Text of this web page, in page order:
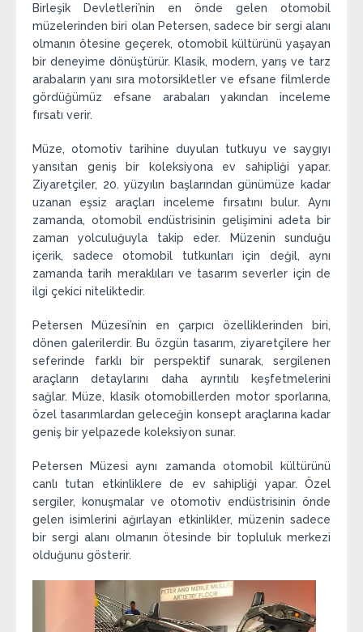
Birleşik Devletleri’nin en önde gelen otomobil
müzelerinden biri olan Petersen, sadece bir sergi alanı
olmanın ötesine geçerek, otomobil kültürünü yaşayan
bir deneyime dönüştürür. Klasik, modern, yarış ve tarz
arabaların yanı sıra motorsikletler ve efsane filmlerde
gördüğümüz efsane arabaları yakından inceleme
fırsatı verir.
Müze, otomotiv tarihine duyulan tutkuyu ve saygıyı
yansıtan geniş bir koleksiyona ev sahipliği yapar.
Ziyaretçiler, 20. yüzyılın başlarından günümüze kadar
uzanan eşsiz araçları inceleme fırsatını bulur. Aynı
zamanda, otomobil endüstrisinin gelişimini adeta bir
zaman yolculuğuyla takip eder. Müzenin sunduğu
içerik, sadece otomobil tutkunları için değil, aynı
zamanda tarih meraklıları ve tasarım severler için de
ilgi çekici niteliktedir.
Petersen Müzesi’nin en çarpıcı özelliklerinden biri,
dönen galerilerdir. Bu özgün tasarım, ziyaretçilere her
seferinde farklı bir perspektif sunarak, sergilenen
araçların detaylarını daha ayrıntılı keşfetmelerini
sağlar. Müze, klasik otomobillerden motor sporlarına,
özel tasarımlardan geleceğin konsept araçlarına kadar
geniş bir yelpazede koleksiyon sunar.
Petersen Müzesi aynı zamanda otomobil kültürünü
canlı tutan etkinliklere de ev sahipliği yapar. Özel
sergiler, konuşmalar ve otomotiv endüstrisinin önde
gelen isimlerini ağırlayan etkinlikler, müzenin sadece
bir sergi alanı olmanın ötesinde bir topluluk merkezi
olduğunu gösterir.